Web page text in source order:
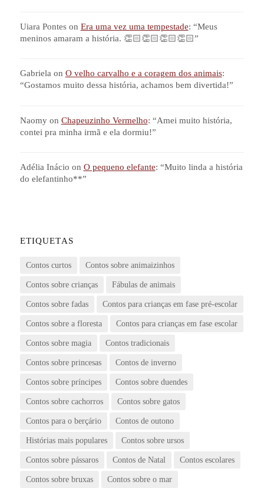
Uiara Ponteson Era uma vez uma tempestade: “Meus
meninos amaram a história. 👏🏻👏🏻👏🏻👏🏻”
Gabriela on O velho carvalho e a coragem dos animais:
“Gostamos muito dessa história, achamos bem divertida!”
Naomyon Chapeuzinho Vermelho: “Amei muito história,
contei pra minha irmã e ela dormiu!”
Adélia Inácio on O pequeno elefante: “Muito linda a história
do elefantinho**”
ETIQUETAS
Contos curtos Contos sobre animaizinhos
Contos sobre crianças Fábulas de animais
Contos sobre fadas Contos para crianças em fase pré-escolar
Contos sobre a floresta Contos para crianças em fase escolar
Contos sobre magia Contos tradicionais
Contos sobre princesas Contos de inverno
Contos sobre príncipes Contos sobre duendes
Contos sobre cachorros Contos sobre gatos
Contos para o berçário Contos de outono
Histórias mais populares Contos sobre ursos
Contos sobre pássaros Contos de Natal Contos escolares
Contos sobre bruxas Contos sobre o mar